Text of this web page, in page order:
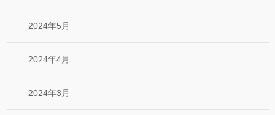
2024年5月
2024年4月
2024年3月